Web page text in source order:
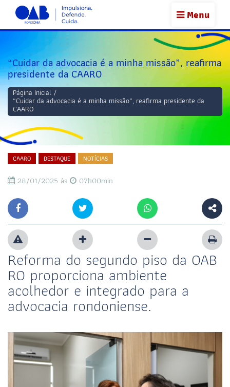
Menu
“Cuidar da advocacia é a minha missão”, reafirma
presidente da CAARO
Página Inicial /
“Cuidar da advocacia é a minha missão”, reafirma presidente da
CAARO
CAARO DESTAQUE NOTÍCIAS
28/01/2025 às 07h00min
Reforma do segundo piso da OAB
RO proporciona ambiente
acolhedor e integrado para a
advocacia rondoniense.